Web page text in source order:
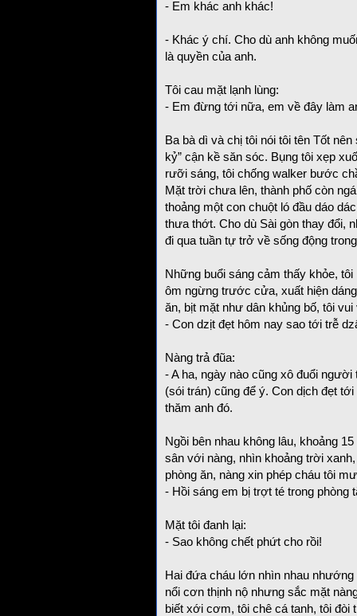
- Em khác anh khác!
- Khác ý chí. Cho dù anh không
là quyền của anh.
Tôi cau mặt lạnh lùng:
- Em đừng tới nữa, em về đây làm
Ba bà dì và chị tôi nói tôi tên Tốt
kỷ” cận kề săn sóc. Bụng tôi xẹp
rưỡi sáng, tôi chống walker bước
Mặt trời chưa lên, thành phố còn
thoảng một con chuột ló đầu dáo
thưa thớt. Cho dù Sài gòn thay đổi,
đi qua tuần tự trở về sống động
Những buổi sáng cảm thấy khỏe,
ôm ngừng trước cửa, xuất hiện
ăn, bịt mặt như dân khủng bố, tôi vui
- Con dzịt đẹt hôm nay sao tới trễ
Nàng trả đũa:
- A ha, ngày nào cũng xô đuổi
(sói trán) cũng để ý. Con dịch đẹt
thăm anh đó.
Ngồi bên nhau không lâu, khoảng
sân với nàng, nhìn khoảng trời
phòng ăn, nàng xin phép cháu tôi
- Hồi sáng em bị trợt té trong phòng
Mặt tôi đanh lại:
- Sao không chết phứt cho rồi!
Hai đứa cháu lớn nhìn nhau
nổi cơn thịnh nộ nhưng sắc mặt
biết xới cơm, tôi chê cá tanh, tôi